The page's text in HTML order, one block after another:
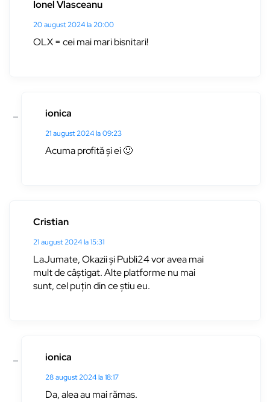
Ionel Vlasceanu
20 august 2024 la 20:00
OLX = cei mai mari bisnitari!
ionica
21 august 2024 la 09:23
Acuma profită și ei 🙂
Cristian
21 august 2024 la 15:31
LaJumate, Okazii și Publi24 vor avea mai
mult de câștigat. Alte platforme nu mai
sunt, cel puțin din ce știu eu.
ionica
28 august 2024 la 18:17
Da, alea au mai rămas.